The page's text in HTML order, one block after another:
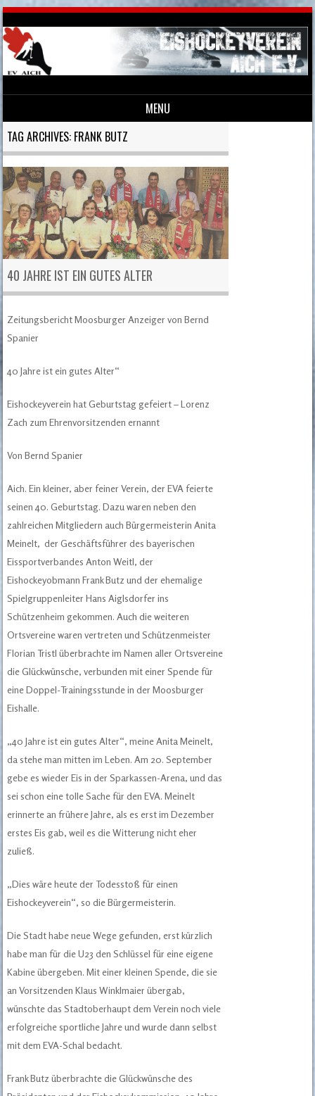
MENU
Skip to content
TAG ARCHIVES: FRANK BUTZ
40 JAHRE IST EIN GUTES ALTER
Zeitungsbericht Moosburger Anzeiger von Bernd
Spanier
40 Jahre ist ein gutes Alter“
Eishockeyverein hat Geburtstag gefeiert – Lorenz
Zach zum Ehrenvorsitzenden ernannt
Von Bernd Spanier
Aich. Ein kleiner, aber feiner Verein, der EVA feierte
seinen 40. Geburtstag. Dazu waren neben den
zahlreichen Mitgliedern auch Bürgermeisterin Anita
Meinelt, der Geschäftsführer des bayerischen
Eissportverbandes Anton Weitl, der
Eishockeyobmann Frank Butz und der ehemalige
Spielgruppenleiter Hans Aiglsdorfer ins
Schützenheim gekommen. Auch die weiteren
Ortsvereine waren vertreten und Schützenmeister
Florian Tristl überbrachte im Namen aller Ortsvereine
die Glückwünsche, verbunden mit einer Spende für
eine Doppel-Trainingsstunde in der Moosburger
Eishalle.
„40 Jahre ist ein gutes Alter“, meine Anita Meinelt,
da stehe man mitten im Leben. Am 20. September
gebe es wieder Eis in der Sparkassen-Arena, und das
sei schon eine tolle Sache für den EVA. Meinelt
erinnerte an frühere Jahre, als es erst im Dezember
erstes Eis gab, weil es die Witterung nicht eher
zuließ.
„Dies wäre heute der Todesstoß für einen
Eishockeyverein“, so die Bürgermeisterin.
Die Stadt habe neue Wege gefunden, erst kürzlich
habe man für die U23 den Schlüssel für eine eigene
Kabine übergeben. Mit einer kleinen Spende, die sie
an Vorsitzenden Klaus Winklmaier übergab,
wünschte das Stadtoberhaupt dem Verein noch viele
erfolgreiche sportliche Jahre und wurde dann selbst
mit dem EVA-Schal bedacht.
Frank Butz überbrachte die Glückwünsche des